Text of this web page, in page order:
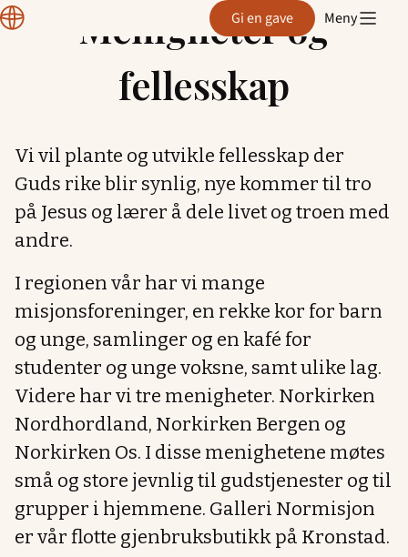
Hopp
Normisjon
Hordaland
Gi en gave Meny
Menigheter og
fellesskap
Vi vil plante og utvikle fellesskap der
Guds rike blir synlig, nye kommer til tro
på Jesus og lærer å dele livet og troen med
andre.
I regionen vår har vi mange
misjonsforeninger, en rekke kor for barn
og unge, samlinger og en kafé for
studenter og unge voksne, samt ulike lag.
Videre har vi tre menigheter. Norkirken
Nordhordland, Norkirken Bergen og
Norkirken Os. I disse menighetene møtes
små og store jevnlig til gudstjenester og til
grupper i hjemmene. Galleri Normisjon
er vår flotte gjenbruksbutikk på Kronstad.